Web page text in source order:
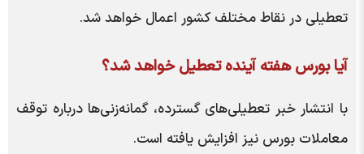
تعطیلی در نقاط مختلف کشور اعمال خواهد شد.
آیا بورس هفته آینده تعطیل خواهد شد؟
با انتشار خبر تعطیلی‌های گسترده، گمانه‌زنی‌ها درباره توقف
معاملات بورس نیز افزایش یافته است.